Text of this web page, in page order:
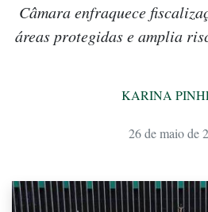
Câmara enfraquece
áreas protegidas e amplia
KARINA
26 de maio de